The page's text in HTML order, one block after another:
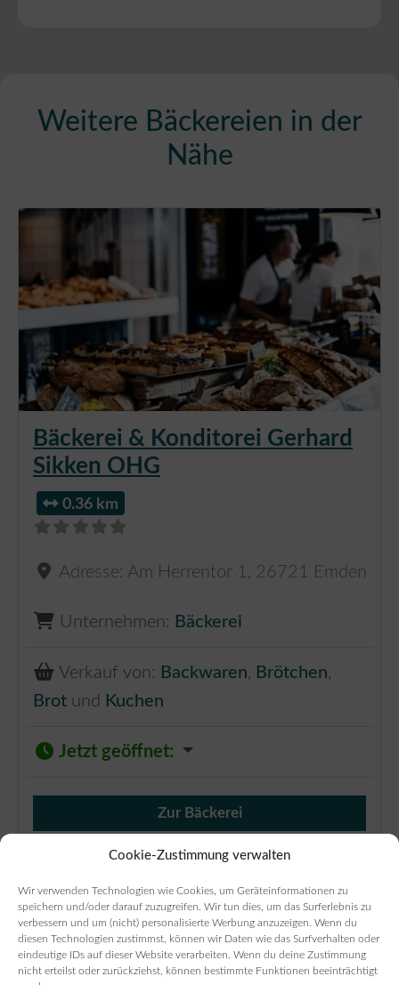
Cookie-Zustimmung verwalten
Wir verwenden Technologien wie Cookies, um Geräteinformationen zu
speichern und/oder darauf zuzugreifen. Wir tun dies, um das Surferlebnis zu
verbessern und um (nicht) personalisierte Werbung anzuzeigen. Wenn du
diesen Technologien zustimmst, können wir Daten wie das Surfverhalten oder
eindeutige IDs auf dieser Website verarbeiten. Wenn du deine Zustimmung
nicht erteilst oder zurückziehst, können bestimmte Funktionen beeinträchtigt
Weitere Bäckereien in der
Nähe
Bäckerei & Konditorei Gerhard
Sikken OHG
0.36 km
Adresse: Am Herrentor 1 , 26721 Emden
Unternehmen: Bäckerei
Verkauf von: Backwaren, Brötchen,
Brot und Kuchen
Jetzt geöffnet:
Verkauf von Brötchen,
Zur Bäckerei